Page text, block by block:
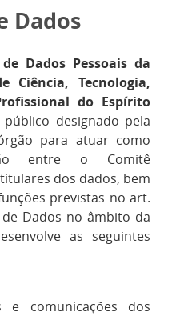
Dados
Dados Pessoais da
Ciência, Tecnologia,
do Espírito
designado pela
para atuar como
entre o Comitê
dos dados, bem
previstas no art.
Dados no âmbito da
as seguintes
e comunicações dos